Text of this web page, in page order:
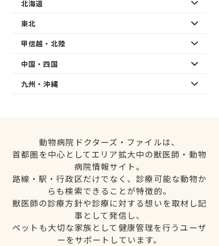
北海道
東北
甲信越・北陸
中国・四国
九州・沖縄
動物病院ドクターズ・ファイルは、
首都圏を中心としてエリア拡大中の獣医師・動物
病院情報サイト。
路線・駅・行政区だけでなく、診療可能な動物か
らも検索できることが特徴的。
獣医師の診療方針や診療に対する想いを取材し記
事として発信し、
ペットも大切な家族として健康管理を行うユーザ
ーをサポートしています。